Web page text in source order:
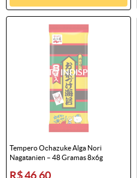
Tempero Ochazuke Alga Nori
Nagatanien – 48 Gramas 8x6g
R$ 46,60